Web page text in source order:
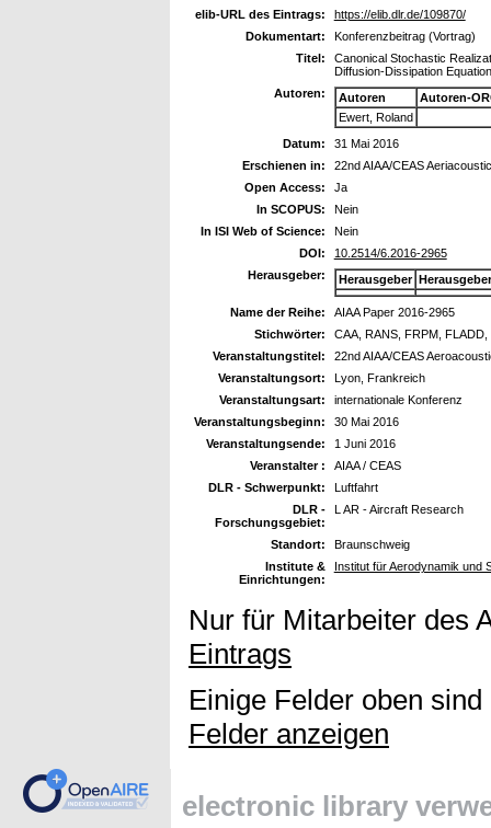
elib-URL des Eintrags:
https://elib.dlr.de/109870/
Dokumentart:
Konferenzbeitrag (Vortrag)
Titel:
Canonical Stochastic
Diffusion-Dissipation Equation
Autoren:
Autoren
Autoren-
Ewert, Roland
Datum:
31 Mai 2016
Erschienen in:
22nd AIAA/CEAS
Open Access:
Ja
In SCOPUS:
Nein
In ISI Web of Science:
Nein
DOI:
10.2514/6.2016-2965
Herausgeber:
Herausgeber
Name der Reihe:
AIAA Paper 2016-2965
Stichwörter:
CAA, RANS, FRPM,
Veranstaltungstitel:
22nd AIAA/CEAS
Veranstaltungsort:
Lyon, Frankreich
Veranstaltungsart:
internationale Konferenz
Veranstaltungsbeginn:
30 Mai 2016
Veranstaltungsende:
1 Juni 2016
Veranstalter :
AIAA / CEAS
DLR - Schwerpunkt:
Luftfahrt
DLR -
Forschungsgebiet:
L AR - Aircraft Research
Standort:
Braunschweig
Institute &
Einrichtungen:
Institut für Aerodynamik und
Nur für Mitarbeiter des
Eintrags
Einige Felder oben
Felder anzeigen
electronic library